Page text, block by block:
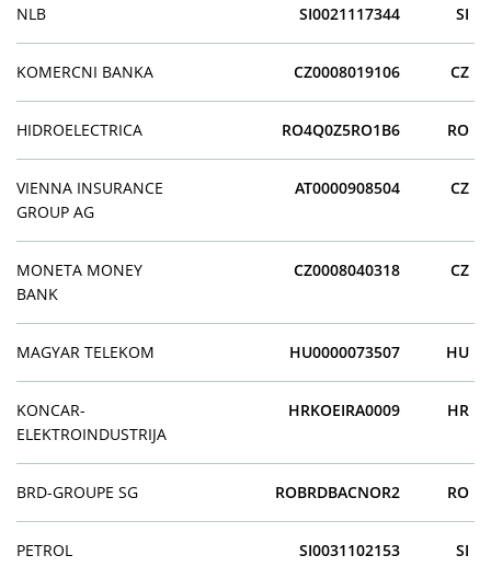
NLB SI0021117344 SI
KOMERCNI BANKA CZ0008019106 CZ
HIDROELECTRICA RO4Q0Z5RO1B6 RO
VIENNA INSURANCE
GROUP AG
AT0000908504 CZ
MONETA MONEY
BANK
CZ0008040318 CZ
MAGYAR TELEKOM HU0000073507 HU
KONCAR-
ELEKTROINDUSTRIJA
HRKOEIRA0009 HR
BRD-GROUPE SG ROBRDBACNOR2 RO
PETROL SI0031102153 SI